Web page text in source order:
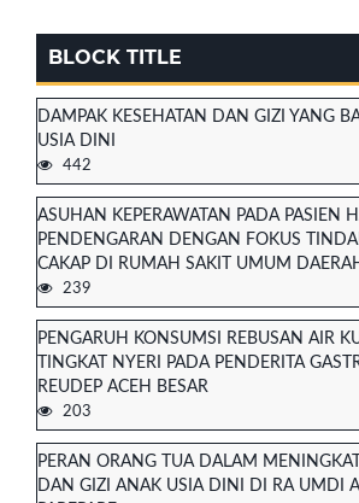
BLOCK TITLE
DAMPAK KESEHATAN DAN GIZI YANG
USIA DINI
442
ASUHAN KEPERAWATAN PADA PASIEN
PENDENGARAN DENGAN FOKUS
CAKAP DI RUMAH SAKIT UMUM
239
PENGARUH KONSUMSI REBUSAN AIR
TINGKAT NYERI PADA PENDERITA
REUDEP ACEH BESAR
203
PERAN ORANG TUA DALAM
DAN GIZI ANAK USIA DINI DI RA UMDI